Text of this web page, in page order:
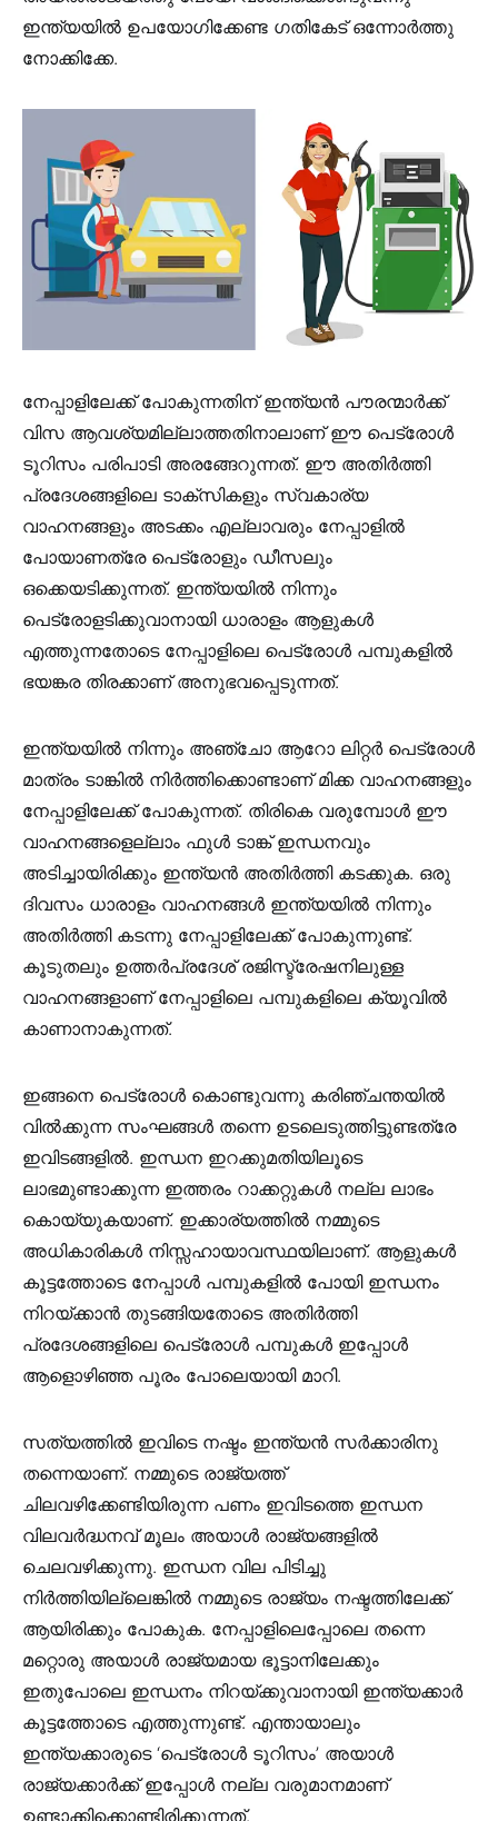
ഇന്ത്യയിൽ ഉപയോഗിക്കേണ്ട ഗതികേട് ഒന്നോർത്തു
നോക്കിക്കേ.
നേപ്പാളിലേക്ക് പോകുന്നതിന് ഇന്ത്യൻ പൗരന്മാർക്ക്
വിസ ആവശ്യമില്ലാത്തതിനാലാണ് ഈ പെട്രോൾ
ടൂറിസം പരിപാടി അരങ്ങേറുന്നത്. ഈ അതിർത്തി
പ്രദേശങ്ങളിലെ ടാക്‌സികളും സ്വകാര്യ
വാഹനങ്ങളും അടക്കം എല്ലാവരും നേപ്പാളിൽ
പോയാണത്രേ പെട്രോളും ഡീസലും
ഒക്കെയടിക്കുന്നത്. ഇന്ത്യയിൽ നിന്നും
പെട്രോളടിക്കുവാനായി ധാരാളം ആളുകൾ
എത്തുന്നതോടെ നേപ്പാളിലെ പെട്രോൾ പമ്പുകളിൽ
ഭയങ്കര തിരക്കാണ് അനുഭവപ്പെടുന്നത്.
ഇന്ത്യയിൽ നിന്നും അഞ്ചോ ആറോ ലിറ്റർ പെട്രോൾ
മാത്രം ടാങ്കിൽ നിർത്തിക്കൊണ്ടാണ് മിക്ക വാഹനങ്ങളും
നേപ്പാളിലേക്ക് പോകുന്നത്. തിരികെ വരുമ്പോൾ ഈ
വാഹനങ്ങളെല്ലാം ഫുൾ ടാങ്ക് ഇന്ധനവും
അടിച്ചായിരിക്കും ഇന്ത്യൻ അതിർത്തി കടക്കുക. ഒരു
ദിവസം ധാരാളം വാഹനങ്ങൾ ഇന്ത്യയിൽ നിന്നും
അതിർത്തി കടന്നു നേപ്പാളിലേക്ക് പോകുന്നുണ്ട്.
കൂടുതലും ഉത്തർപ്രദേശ് രജിസ്ട്രേഷനിലുള്ള
വാഹനങ്ങളാണ് നേപ്പാളിലെ പമ്പുകളിലെ ക്യൂവിൽ
കാണാനാകുന്നത്.
ഇങ്ങനെ പെട്രോൾ കൊണ്ടുവന്നു കരിഞ്ചന്തയിൽ
വിൽക്കുന്ന സംഘങ്ങൾ തന്നെ ഉടലെടുത്തിട്ടുണ്ടത്രേ
ഇവിടങ്ങളിൽ. ഇന്ധന ഇറക്കുമതിയിലൂടെ
ലാഭമുണ്ടാക്കുന്ന ഇത്തരം റാക്കറ്റുകൾ നല്ല ലാഭം
കൊയ്യുകയാണ്. ഇക്കാര്യത്തില്‍ നമ്മുടെ
അധികാരികൾ നിസ്സഹായാവസ്ഥയിലാണ്. ആളുകൾ
കൂട്ടത്തോടെ നേപ്പാൾ പമ്പുകളിൽ പോയി ഇന്ധനം
നിറയ്ക്കാൻ തുടങ്ങിയതോടെ അതിർത്തി
പ്രദേശങ്ങളിലെ പെട്രോൾ പമ്പുകൾ ഇപ്പോൾ
ആളൊഴിഞ്ഞ പൂരം പോലെയായി മാറി.
സത്യത്തിൽ ഇവിടെ നഷ്ടം ഇന്ത്യൻ സർക്കാരിനു
തന്നെയാണ്. നമ്മുടെ രാജ്യത്ത്
ചിലവഴിക്കേണ്ടിയിരുന്ന പണം ഇവിടത്തെ ഇന്ധന
വിലവർദ്ധനവ് മൂലം അയാൾ രാജ്യങ്ങളിൽ
ചെലവഴിക്കുന്നു. ഇന്ധന വില പിടിച്ചു
നിർത്തിയില്ലെങ്കിൽ നമ്മുടെ രാജ്യം നഷ്ടത്തിലേക്ക്
ആയിരിക്കും പോകുക. നേപ്പാളിലെപ്പോലെ തന്നെ
മറ്റൊരു അയാൾ രാജ്യമായ ഭൂട്ടാനിലേക്കും
ഇതുപോലെ ഇന്ധനം നിറയ്ക്കുവാനായി ഇന്ത്യക്കാർ
കൂട്ടത്തോടെ എത്തുന്നുണ്ട്. എന്തായാലും
ഇന്ത്യക്കാരുടെ ‘പെട്രോൾ ടൂറിസം’ അയാൾ
രാജ്യക്കാർക്ക് ഇപ്പോൾ നല്ല വരുമാനമാണ്
ഉണ്ടാക്കിക്കൊണ്ടിരിക്കുന്നത്.